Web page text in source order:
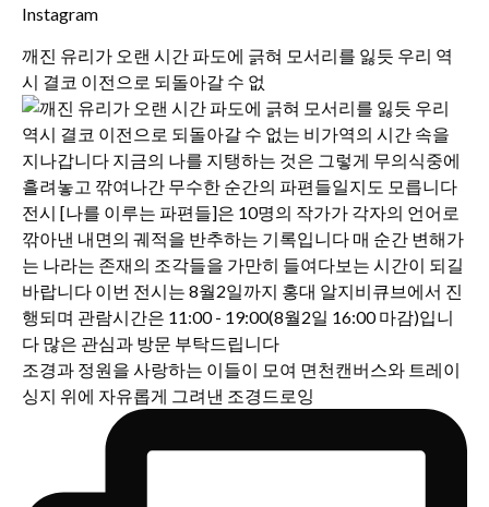
Instagram
깨진 유리가 오랜 시간 파도에 긁혀 모서리를 잃듯 우리 역
시 결코 이전으로 되돌아갈 수 없
조경과 정원을 사랑하는 이들이 모여 면천캔버스와 트레이
싱지 위에 자유롭게 그려낸 조경드로잉